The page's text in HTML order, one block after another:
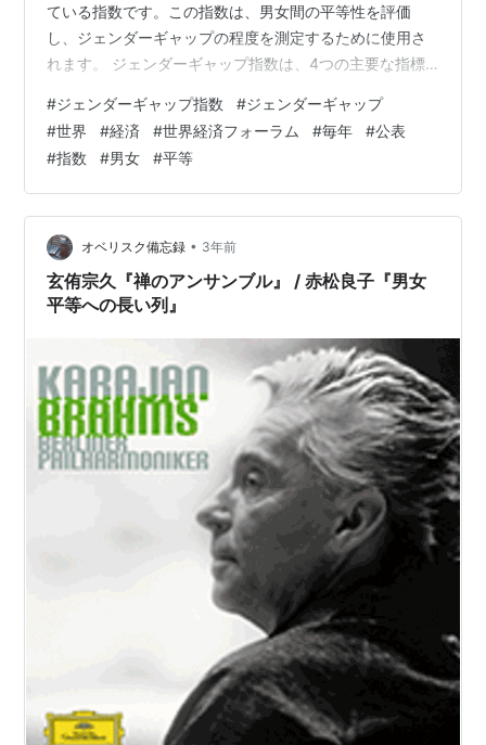
ている指数です。この指数は、男女間の平等性を評価
し、ジェンダーギャップの程度を測定するために使用さ
れます。 ジェンダーギャップ指数は、4つの主要な指標
率や職業的地位、経済的な機会の平等性などが評価され
ます。 教育: 女性の教育機会や識字率、教育の性別格差
などが評価されます。 健康と生存: 性別による健康格差
や生存率の差などが評価されます。 政治的エンパワーメ
ント: 女性の政治的参加やリーダーシップの機会、政…
#ジェンダーギャップ指数 #ジェンダーギャップ
#世界 #経済 #世界経済フォーラム #毎年 #公表
#指数 #男女 #平等
オベリスク備忘録 • 3年前
玄侑宗久『禅のアンサンブル』 / 赤松良子『男女
平等への長い列』